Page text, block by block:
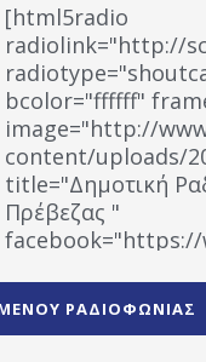
[html5radio
radiolink="http://
bcolor="ffffff"
image="http://
content/uploads/
title="Δημοτική
Πρέβεζας "
facebook="https://
ΡΑΔΙΟΦΩΝΙΑΣ